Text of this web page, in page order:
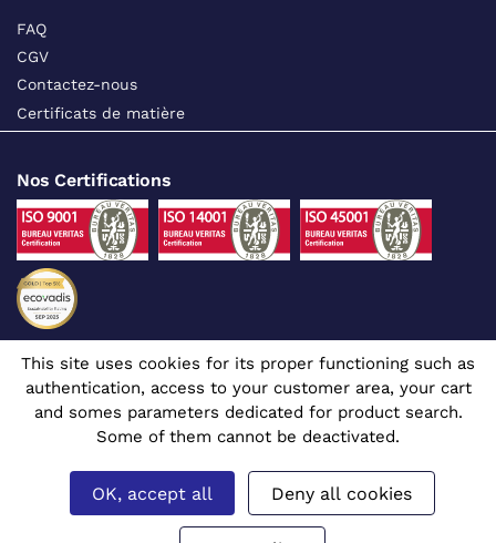
FAQ
CGV
Contactez-nous
Certificats de matière
Nos Certifications
Suivez-nous sur les réseaux sociaux
Site dédié aux professionnels
© 1980 - 2026 CGR - Tous droits réservés
This site uses cookies for its proper functioning such as
authentication, access to your customer area, your cart
and somes parameters dedicated for product search.
Some of them cannot be deactivated.
OK, accept all Deny all cookies